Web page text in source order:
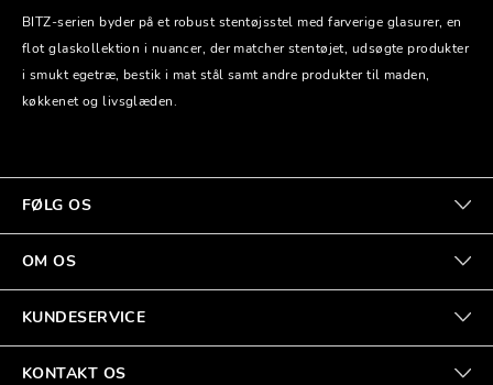
BITZ-serien byder på et robust stentøjsstel med farverige glasurer, en
flot glaskollektion i nuancer, der matcher stentøjet, udsøgte produkter
i smukt egetræ, bestik i mat stål samt andre produkter til maden,
køkkenet og livsglæden.
FØLG OS
OM OS
KUNDESERVICE
KONTAKT OS